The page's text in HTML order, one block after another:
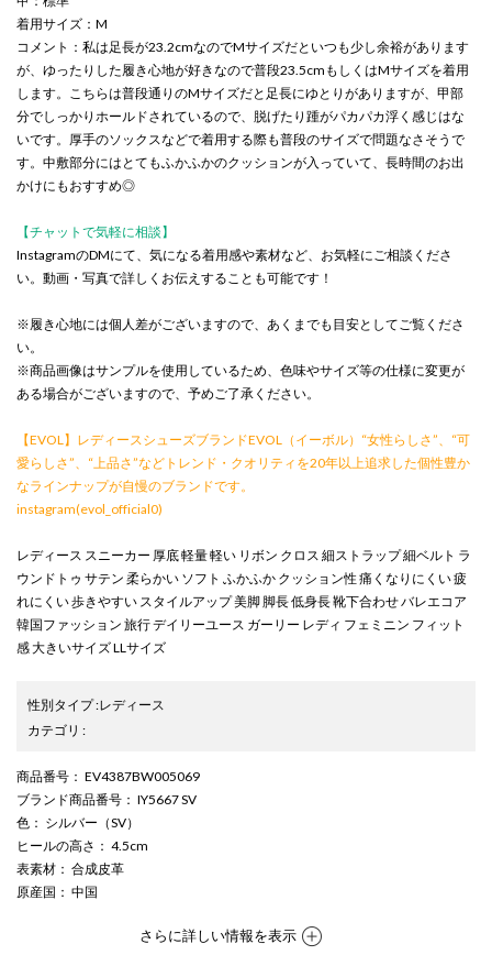
着用サイズ：M
コメント：私は足長が23.2cmなのでMサイズだといつも少し余裕があります
が、ゆったりした履き心地が好きなので普段23.5cmもしくはMサイズを着用
します。こちらは普段通りのMサイズだと足長にゆとりがありますが、甲部
分でしっかりホールドされているので、脱げたり踵がパカパカ浮く感じはな
いです。厚手のソックスなどで着用する際も普段のサイズで問題なさそうで
す。中敷部分にはとてもふかふかのクッションが入っていて、長時間のお出
かけにもおすすめ◎
【チャットで気軽に相談】
InstagramのDMにて、気になる着用感や素材など、お気軽にご相談くださ
い。動画・写真で詳しくお伝えすることも可能です！
※履き心地には個人差がございますので、あくまでも目安としてご覧くださ
い。
※商品画像はサンプルを使用しているため、色味やサイズ等の仕様に変更が
ある場合がございますので、予めご了承ください。
【EVOL】レディースシューズブランドEVOL（イーボル）“女性らしさ”、“可
愛らしさ”、“上品さ”などトレンド・クオリティを20年以上追求した個性豊か
なラインナップが自慢のブランドです。
instagram(evol_official0)
レディース スニーカー 厚底 軽量 軽い リボン クロス 細ストラップ 細ベルト ラ
ウンドトゥ サテン 柔らかい ソフト ふかふか クッション性 痛くなりにくい 疲
れにくい 歩きやすい スタイルアップ 美脚 脚長 低身長 靴下合わせ バレエコア
韓国ファッション 旅行 デイリーユース ガーリー レディ フェミニン フィット
感 大きいサイズ LLサイズ
性別タイプ:レディース
カテゴリ :
商品番号 ： EV4387BW005069
ブランド商品番号 ： IY5667 SV
色 ： シルバー（SV）
ヒールの高さ ： 4.5cm
表素材 ： 合成皮革
原産国 ： 中国
さらに詳しい情報を表示